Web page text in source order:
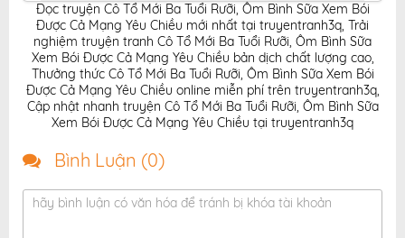
Chương 57
15/04/2026
Chương 56
08/04/2026
Chương 55
08/04/2026
Chương 54
24/03/2026
Chương 53
17/03/2026
Chương 52
Chương 50
17/02/2026
Đọc truyện Cô Tổ Mới Ba Tuổi Rưỡi, Ôm Bình Sữa Xem Bói
Được Cả Mạng Yêu Chiều mới nhất tại truyentranh3q, Trải
nghiệm truyện tranh Cô Tổ Mới Ba Tuổi Rưỡi, Ôm Bình Sữa
Xem Bói Được Cả Mạng Yêu Chiều bản dịch chất lượng cao,
Thưởng thức Cô Tổ Mới Ba Tuổi Rưỡi, Ôm Bình Sữa Xem Bói
Được Cả Mạng Yêu Chiều online miễn phí trên truyentranh3q,
Cập nhật nhanh truyện Cô Tổ Mới Ba Tuổi Rưỡi, Ôm Bình Sữa
Xem Bói Được Cả Mạng Yêu Chiều tại truyentranh3q
Bình Luận (0)
hãy bình luận có văn hóa để tránh bị khóa tài khoản